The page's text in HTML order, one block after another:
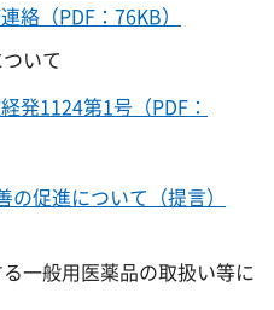
絡（PDF：76KB）
いて
発1124第1号（PDF：
促進について（提言）
一般用医薬品の取扱い等に